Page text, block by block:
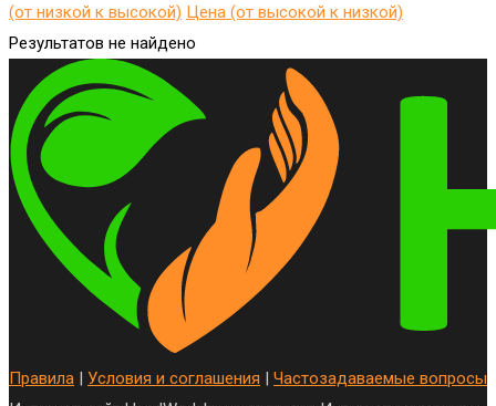
(от низкой к высокой) Цена (от высокой к низкой)
Результатов не найдено
Правила | Условия и соглашения | Частозадаваемые вопросы